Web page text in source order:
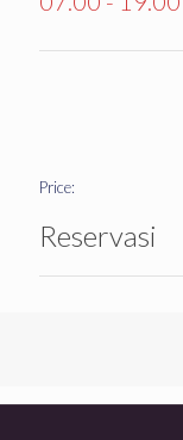
Price:
Reservasi